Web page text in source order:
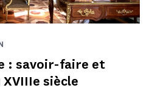
: savoir-faire et
siècle